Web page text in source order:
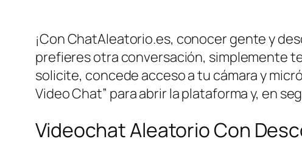
¡Con ChatAleatorio.es, conocer gente y
prefieres otra conversación, simplemente
solicite, concede acceso a tu cámara y
Video Chat” para abrir la plataforma y, en
Videochat Aleatorio Con